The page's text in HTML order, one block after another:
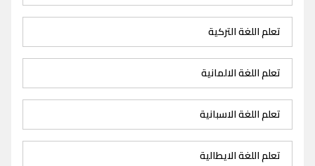
تعلم اللغة التركية
تعلم اللغة الالمانية
تعلم اللغة الاسبانية
تعلم اللغة الايطالية